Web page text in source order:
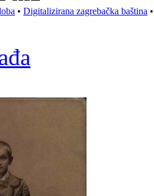
• Digitalizirana zagrebačka baština